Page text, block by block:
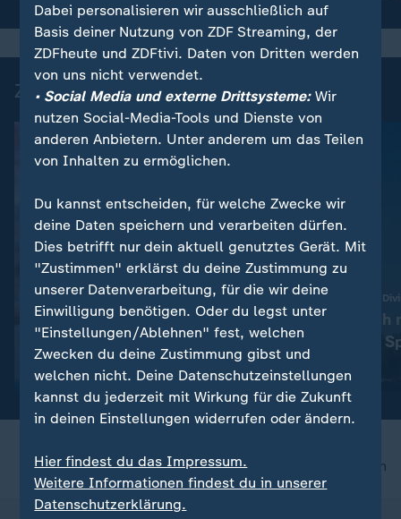
Zuletzt auf ZDFheute veröffentlicht
Eiskalt mit 6:1 an die Tabellenspitze:
Eintracht Braunschweig
überrollt Magdeburg und ist
Erstermit Video 1:55
Schwimm-EM - High
Maike Halbisch
schwierigsten
Bronzemit Video
nach oben
Dabei personalisieren wir ausschließlich auf
Basis deiner Nutzung von ZDF Streaming, der
ZDFheute und ZDFtivi. Daten von Dritten werden
von uns nicht verwendet.
• Social Media und externe Drittsysteme:Wir
nutzen Social-Media-Tools und Dienste von
anderen Anbietern. Unter anderem um das Teilen
von Inhalten zu ermöglichen.
Du kannst entscheiden, für welche Zwecke wir
deine Daten speichern und verarbeiten dürfen.
Dies betrifft nur dein aktuell genutztes Gerät. Mit
"Zustimmen" erklärst du deine Zustimmung zu
unserer Datenverarbeitung, für die wir deine
Einwilligung benötigen. Oder du legst unter
"Einstellungen/Ablehnen" fest, welchen
Zwecken du deine Zustimmung gibst und
welchen nicht. Deine Datenschutzeinstellungen
kannst du jederzeit mit Wirkung für die Zukunft
in deinen Einstellungen widerrufen oder ändern.
Hier findest du das Impressum.
Weitere Informationen findest du in unserer
Datenschutzerklärung.